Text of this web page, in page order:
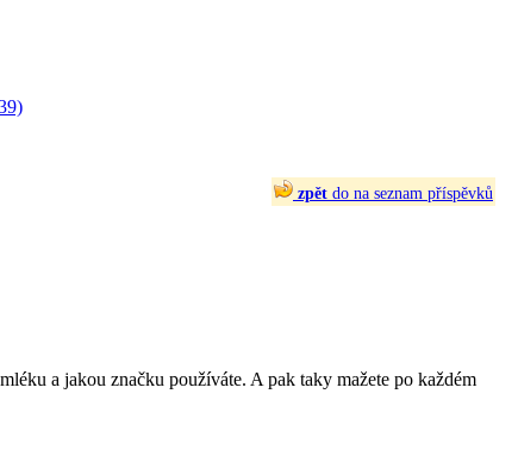
zpět do na seznam příspěvků
a jakou značku používáte. A pak taky mažete po každém